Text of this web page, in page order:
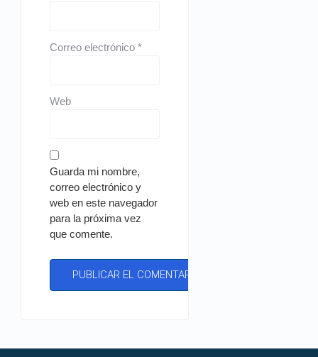
Correo electrónico*
Web
Guarda mi nombre,
correo electrónico y
web en este navegador
para la próxima vez
que comente.